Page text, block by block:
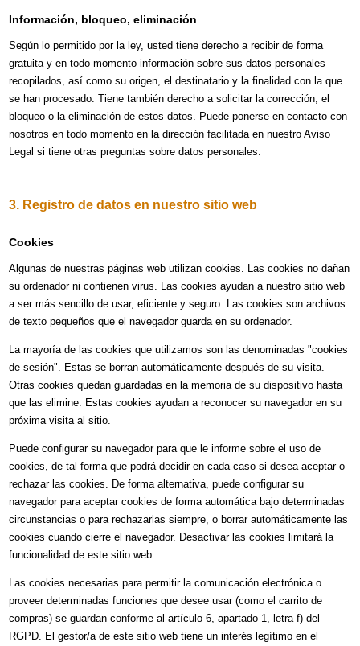
Información, bloqueo, eliminación
Según lo permitido por la ley, usted tiene derecho a recibir de forma
gratuita y en todo momento información sobre sus datos personales
recopilados, así como su origen, el destinatario y la finalidad con la que
se han procesado. Tiene también derecho a solicitar la corrección, el
bloqueo o la eliminación de estos datos. Puede ponerse en contacto con
nosotros en todo momento en la dirección facilitada en nuestro Aviso
Legal si tiene otras preguntas sobre datos personales.
3. Registro de datos en nuestro sitio web
Cookies
Algunas de nuestras páginas web utilizan cookies. Las cookies no dañan
su ordenador ni contienen virus. Las cookies ayudan a nuestro sitio web
a ser más sencillo de usar, eficiente y seguro. Las cookies son archivos
de texto pequeños que el navegador guarda en su ordenador.
La mayoría de las cookies que utilizamos son las denominadas "cookies
de sesión". Estas se borran automáticamente después de su visita.
Otras cookies quedan guardadas en la memoria de su dispositivo hasta
que las elimine. Estas cookies ayudan a reconocer su navegador en su
próxima visita al sitio.
Puede configurar su navegador para que le informe sobre el uso de
cookies, de tal forma que podrá decidir en cada caso si desea aceptar o
rechazar las cookies. De forma alternativa, puede configurar su
navegador para aceptar cookies de forma automática bajo determinadas
circunstancias o para rechazarlas siempre, o borrar automáticamente las
cookies cuando cierre el navegador. Desactivar las cookies limitará la
funcionalidad de este sitio web.
Las cookies necesarias para permitir la comunicación electrónica o
proveer determinadas funciones que desee usar (como el carrito de
compras) se guardan conforme al artículo 6, apartado 1, letra f) del
RGPD. El gestor/a de este sitio web tiene un interés legítimo en el